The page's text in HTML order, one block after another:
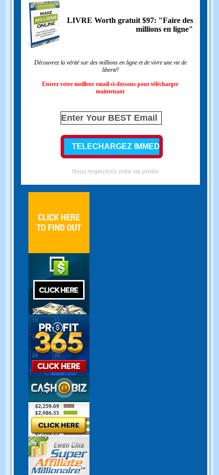
LIVRE Worth gratuit $97: "Faire des
millions en ligne"
Découvrez la vérité sur des millions en ligne et de vivre une vie de
liberté!
Entrez votre meilleur email ci-dessous pour télécharger
maintenant
Nous respectons votre vie privée